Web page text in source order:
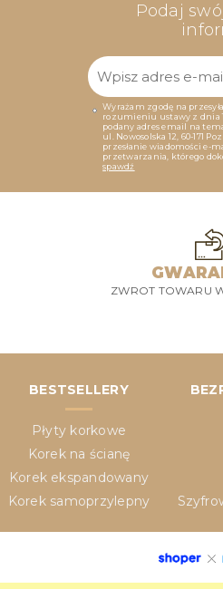
Podaj
Wyrażam zgodę na
rozumieniu ustawy z dnia
podany adres email na
ul. Nowosolska 12, 60-171
przesłanie wiadomości e-
przetwarzania, którego
spawdź
ZWROT TOWARU
BESTSELLERY
Płyty korkowe
Korek na ścianę
Korek ekspandowany
Korek samoprzylepny